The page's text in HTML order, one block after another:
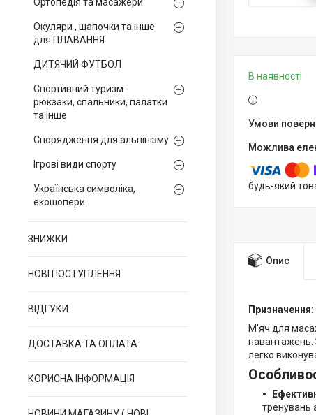
Окуляри , шапочки та інше
для ПЛАВАННЯ
ДИТЯЧИЙ ФУТБОЛ
Спортивний туризм -
рюкзаки, спальники, палатки
та інше
Спорядження для альпінізму
Ігрові види спорту
Українська символіка,
екошопери
ЗНИЖКИ
НОВІ ПОСТУПЛЕННЯ
ВІДГУКИ
ДОСТАВКА ТА ОПЛАТА
КОРИСНА ІНФОРМАЦІЯ
В наявності
будь-який
Опис
Призначення:
М'яч для
навантажень.
легко
тренувань